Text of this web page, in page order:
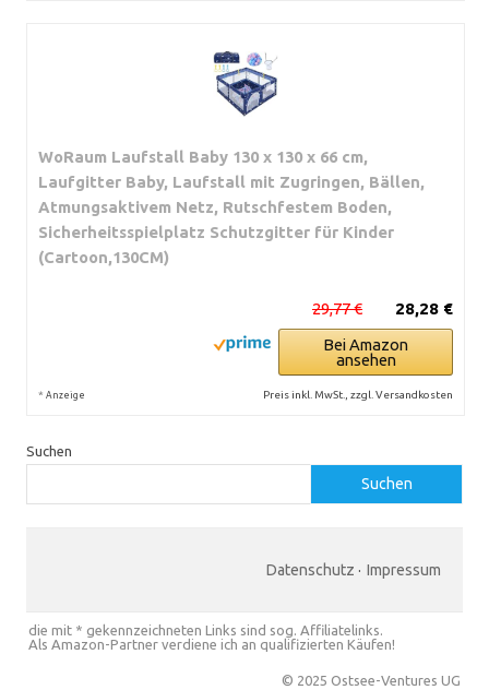
WoRaum Laufstall Baby 130 x 130 x 66 cm,
Laufgitter Baby, Laufstall mit Zugringen, Bällen,
Atmungsaktivem Netz, Rutschfestem Boden,
Sicherheitsspielplatz Schutzgitter für Kinder
(Cartoon,130CM)
28,28 €
29,77 €
Bei Amazon
ansehen
* Anzeige Preis inkl. MwSt., zzgl. Versandkosten
Suchen
Suchen
Datenschutz · Impressum
die mit * gekennzeichneten Links sind sog. Affiliatelinks.
Als Amazon-Partner verdiene ich an qualifizierten Käufen!
© 2025 Ostsee-Ventures UG